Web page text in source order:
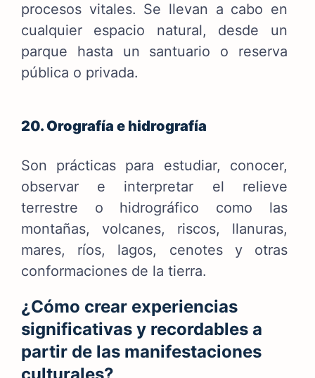
procesos vitales. Se llevan a cabo en
cualquier espacio natural, desde un
parque hasta un santuario o reserva
pública o privada.
20. Orografía e hidrografía
Son prácticas para estudiar, conocer,
observar e interpretar el relieve
terrestre o hidrográfico como las
montañas, volcanes, riscos, llanuras,
mares, ríos, lagos, cenotes y otras
conformaciones de la tierra.
¿Cómo crear experiencias
significativas y recordables a
partir de las manifestaciones